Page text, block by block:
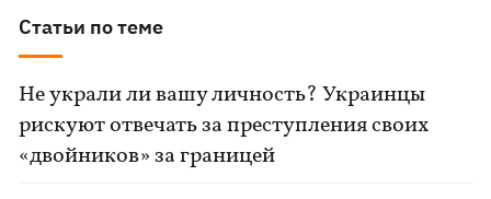
Статьи по теме
Не украли ли вашу личность? Украинцы
рискуют отвечать за преступления своих
«двойников» за границей